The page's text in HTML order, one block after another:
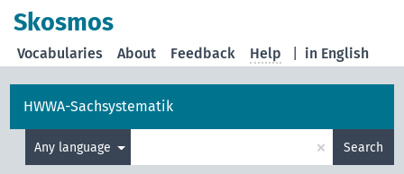
Skosmos
in English
Vocabularies About Feedback Help
HWWA-Sachsystematik
Any language × Search